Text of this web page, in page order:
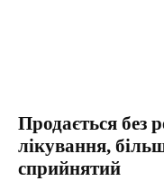
Продається без
лікування,
сприйнятий